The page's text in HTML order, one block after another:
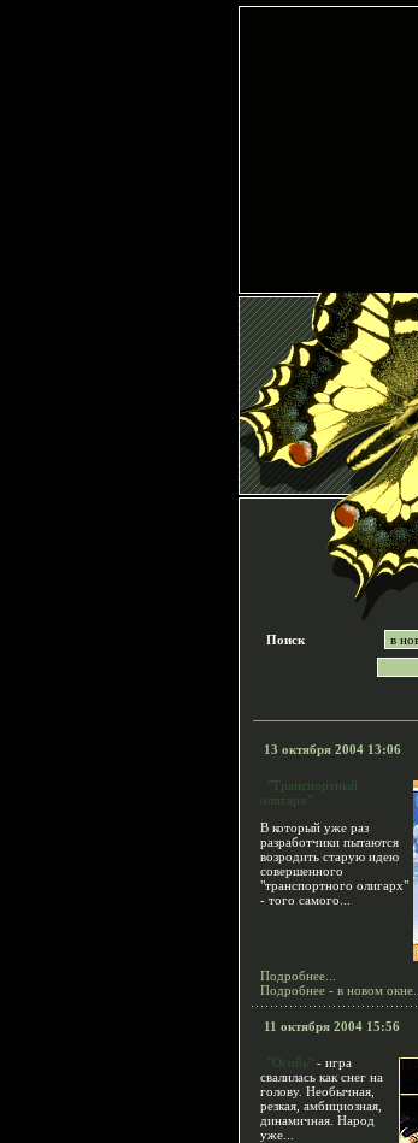
Поиск
13 октября 2004 13:06
"Транспортный
олигарх"
В который уже раз
разработчики пытаются
возродить старую идею
совершенного
"транспортного олигарх"
- того самого...
Подробнее...
Подробнее - в новом окне...
11 октября 2004 15:56
"Особь" - игра
свалилась как снег на
голову. Необычная,
резкая, амбициозная,
динамичная. Народ
уже...